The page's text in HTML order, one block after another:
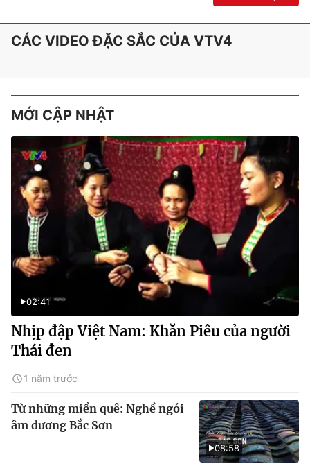
CÁC VIDEO ĐẶC SẮC CỦA VTV4
MỚI CẬP NHẬT
02:41
Nhịp đập Việt Nam: Khăn Piêu của người
Thái đen
1 năm trước
08:58
Từ những miền quê: Nghề ngói
âm dương Bắc Sơn